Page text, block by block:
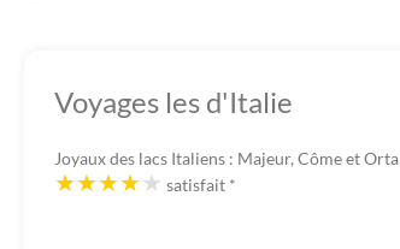
Voyages les d'Italie
Joyaux des lacs Italiens : Majeur, Côme et Orta
satisfait *